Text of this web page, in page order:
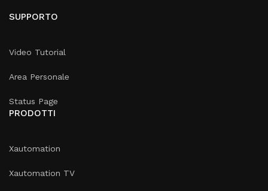
SUPPORTO
Video Tutorial
Area Personale
Status Page
PRODOTTI
Xautomation
Xautomation TV